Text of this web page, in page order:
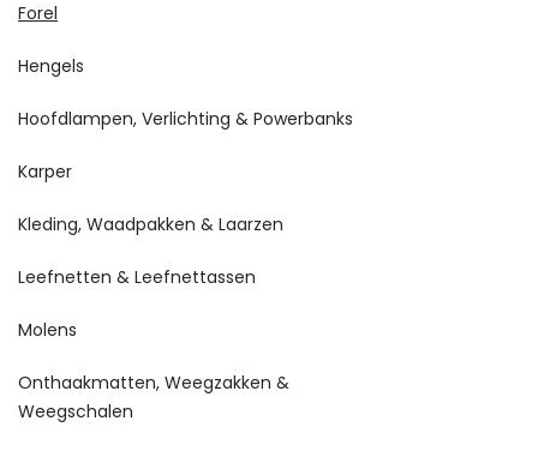
Forel
Hengels
Hoofdlampen, Verlichting & Powerbanks
Karper
Kleding, Waadpakken & Laarzen
Leefnetten & Leefnettassen
Molens
Onthaakmatten, Weegzakken &
Weegschalen